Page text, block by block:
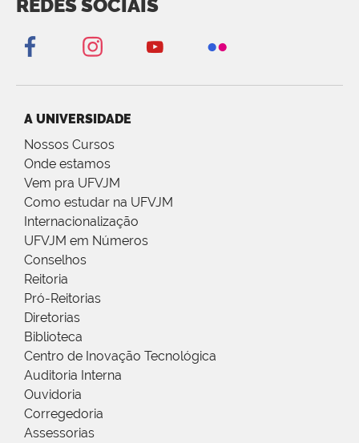
REDES SOCIAIS
A UNIVERSIDADE
Nossos Cursos
Onde estamos
Vem pra UFVJM
Como estudar na UFVJM
Internacionalização
UFVJM em Números
Conselhos
Reitoria
Pró-Reitorias
Diretorias
Biblioteca
Centro de Inovação Tecnológica
Auditoria Interna
Ouvidoria
Corregedoria
Assessorias